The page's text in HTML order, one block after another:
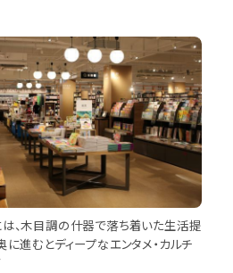
は、木目調の什器で落ち着いた生活提
に進むとディープなエンタメ・カルチ